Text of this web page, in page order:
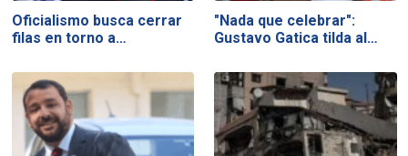
Oficialismo busca cerrar
filas en torno a…
"Nada que celebrar":
Gustavo Gatica tilda al…